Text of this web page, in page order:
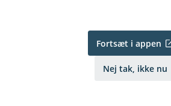
Fortsæt i appen
Nej tak, ikke nu